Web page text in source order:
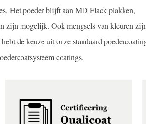
Het poeder blijft aan MD Flack plakken,
zijn mogelijk. Ook mengsels van kleuren
de keuze uit onze standaard
coatings.